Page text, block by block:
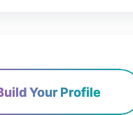
Your Profile